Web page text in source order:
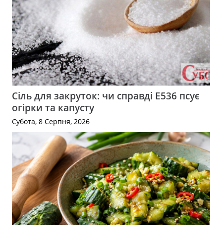
Сіль для закруток: чи справді Е536 псує
огірки та капусту
Субота, 8 Серпня, 2026